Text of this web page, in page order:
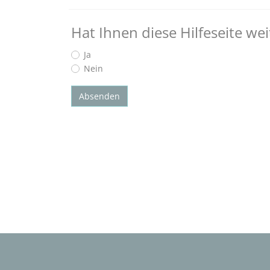
Hat Ihnen diese Hilfeseite
Ja
Nein
Absenden